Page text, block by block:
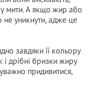
мити. А якщо жир або
не уникнути, адже це
завдяки її кольору
і дрібні бризки жиру
придивитися,